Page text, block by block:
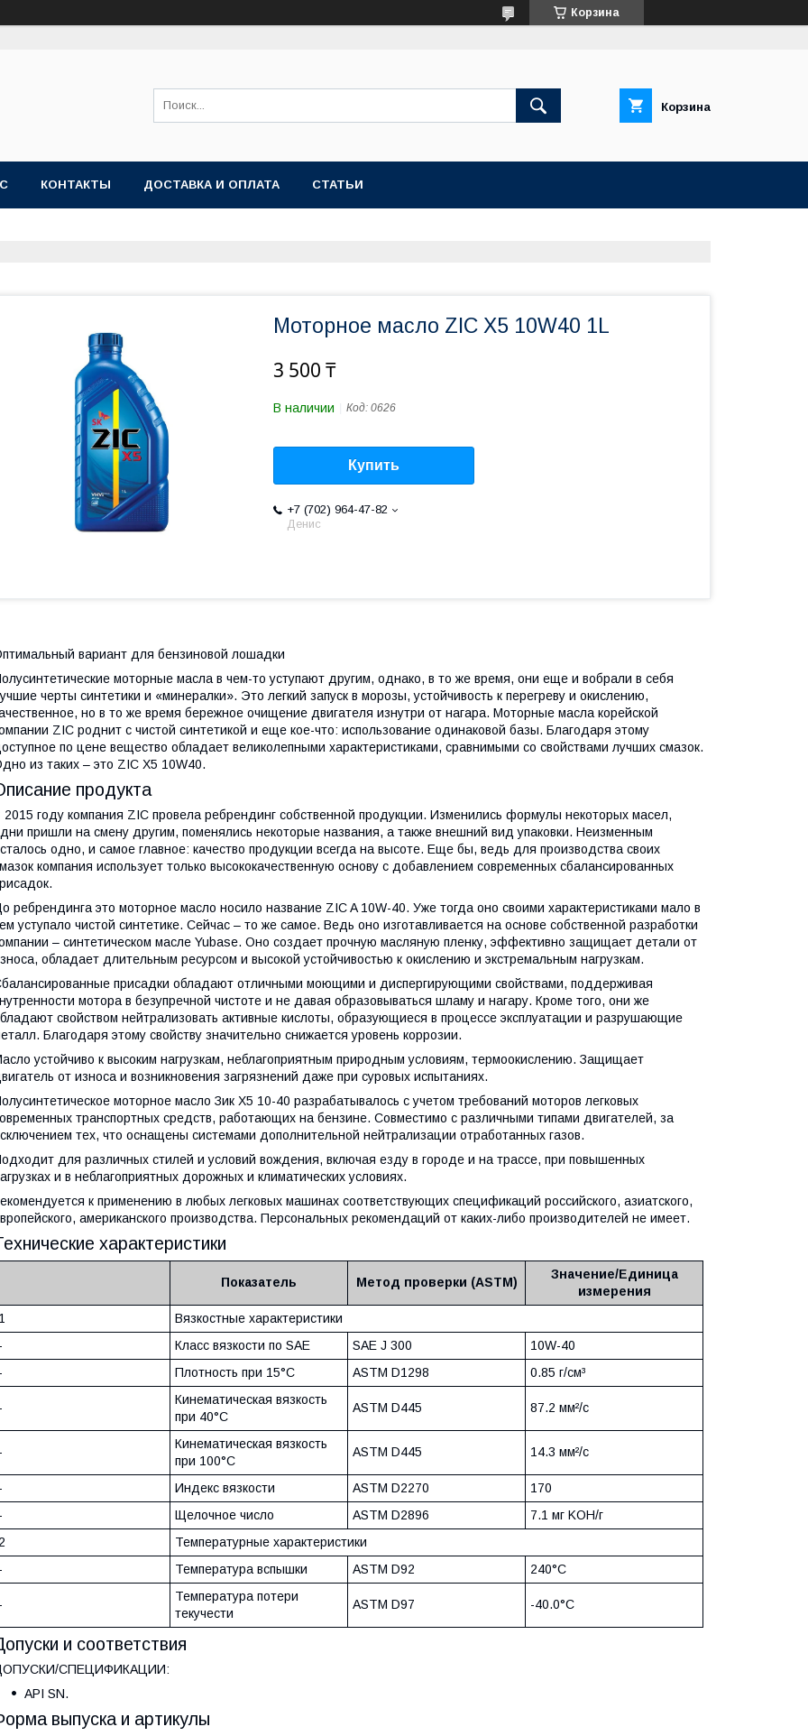
Корзина
Корзина
КОНТАКТЫ ДОСТАВКА И ОПЛАТА СТАТЬИ
Моторное масло ZIC X5 10W40 1L
3 500 ₸
В наличии Код: 0626
Купить
+7 (702) 964-47-82
Денис
вариант для бензиновой лошадки
моторные масла в чем-то уступают другим, однако, в то же время, они еще и вобрали в себя
черты синтетики и «минералки». Это легкий запуск в морозы, устойчивость к перегреву и окислению,
но в то же время бережное очищение двигателя изнутри от нагара. Моторные масла корейской
ZIC роднит с чистой синтетикой и еще кое-что: использование одинаковой базы. Благодаря этому
по цене вещество обладает великолепными характеристиками, сравнимыми со свойствами лучших смазок.
из таких – это ZIC X5 10W40.
продукта
2015 году компания ZIC провела ребрендинг собственной продукции. Изменились формулы некоторых масел,
пришли на смену другим, поменялись некоторые названия, а также внешний вид упаковки. Неизменным
одно, и самое главное: качество продукции всегда на высоте. Еще бы, ведь для производства своих
компания использует только высококачественную основу с добавлением современных сбалансированных
ребрендинга это моторное масло носило название ZIC A 10W-40. Уже тогда оно своими характеристиками мало в
уступало чистой синтетике. Сейчас – то же самое. Ведь оно изготавливается на основе собственной разработки
– синтетическом масле Yubase. Оно создает прочную масляную пленку, эффективно защищает детали от
обладает длительным ресурсом и высокой устойчивостью к окислению и экстремальным нагрузкам.
присадки обладают отличными моющими и диспергирующими свойствами, поддерживая
мотора в безупречной чистоте и не давая образовываться шламу и нагару. Кроме того, они же
свойством нейтрализовать активные кислоты, образующиеся в процессе эксплуатации и разрушающие
Благодаря этому свойству значительно снижается уровень коррозии.
устойчиво к высоким нагрузкам, неблагоприятным природным условиям, термоокислению. Защищает
от износа и возникновения загрязнений даже при суровых испытаниях.
моторное масло Зик Х5 10-40 разрабатывалось с учетом требований моторов легковых
транспортных средств, работающих на бензине. Совместимо с различными типами двигателей, за
тех, что оснащены системами дополнительной нейтрализации отработанных газов.
для различных стилей и условий вождения, включая езду в городе и на трассе, при повышенных
и в неблагоприятных дорожных и климатических условиях.
к применению в любых легковых машинах соответствующих спецификаций российского, азиатского,
американского производства. Персональных рекомендаций от каких-либо производителей не имеет.
характеристики
Показатель Метод проверки (ASTM)
Значение/Единица
измерения
Вязкостные характеристики
Класс вязкости по SAE SAE J 300
10W-40
Плотность при 15°C ASTM D1298 0.85 г/см³
Кинематическая вязкость
при 40°С
ASTM D445 87.2 мм²/с
Кинематическая вязкость
при 100°С
ASTM D445 14.3 мм²/с
Индекс вязкости ASTM D2270
170
Щелочное число ASTM D2896
7.1 мг KOH/г
Температурные характеристики
Температура вспышки ASTM D92 240°C
Температура потери
текучести
ASTM D97 -40.0°C
и соответствия
СПЕЦИФИКАЦИИ:
API SN.
выпуска и артикулы